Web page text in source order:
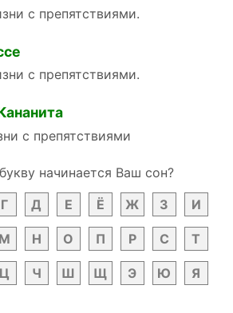
с препятствиями.
с препятствиями.
с препятствиями
начинается Ваш сон?
Г Д Е Ё Ж З И
М Н О П Р С Т
Ц Ч Ш Щ Э Ю Я